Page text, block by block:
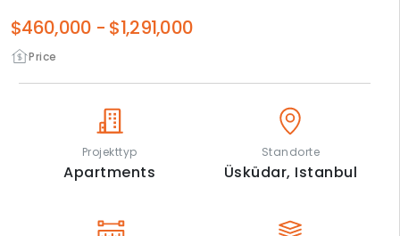
Price
$460,000 - $1,291,000
Projekttyp
Apartments
Standorte
Üsküdar, Istanbul